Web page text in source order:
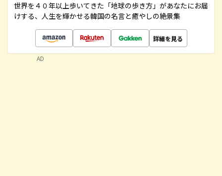
世界を４０年以上歩いてきた「地球の歩き方」があなたにお届
けする、人生を輝かせる韓国の名言と癒やしの絶景集
詳細を見る
AD